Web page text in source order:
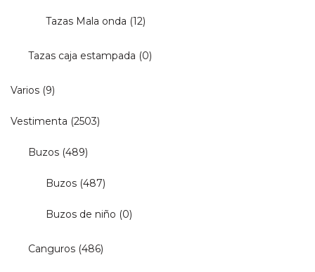
Tazas Mala onda (12)
Tazas caja estampada (0)
Varios (9)
Vestimenta (2503)
Buzos (489)
Buzos (487)
Buzos de niño (0)
Canguros (486)